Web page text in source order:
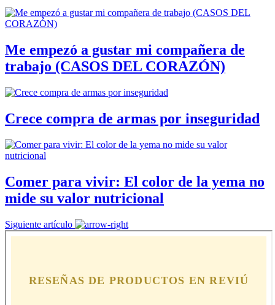
Me empezó a gustar mi compañera de
trabajo (CASOS DEL CORAZÓN)
Crece compra de armas por inseguridad
Comer para vivir: El color de la yema no
mide su valor nutricional
Siguiente artículo